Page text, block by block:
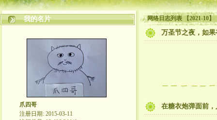
我的名片
爪四哥
注册日期: 2015-03-11
网络日志列表 【2021-10】
万圣节之夜，如
在糖衣炮弹面前